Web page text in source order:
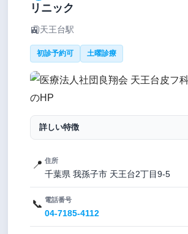
リニック
🚉天王台駅
初診予約可 土曜診療
詳しい特徴
📍 住所
千葉県 我孫子市 天王台2丁目9-5
📞 電話番号
04-7185-4112